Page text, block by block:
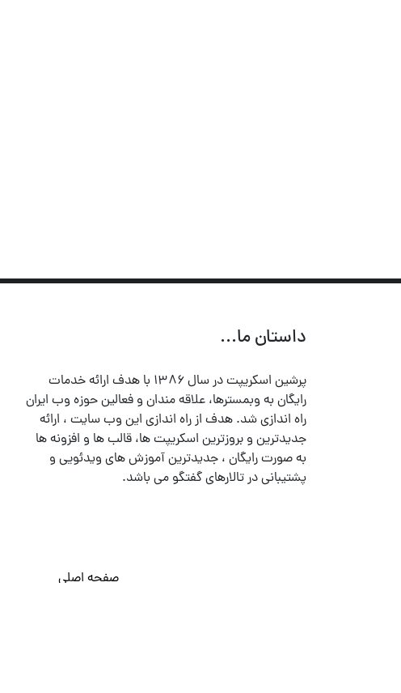
داستان ما...
پرشین اسکریپت در سال ۱۳۸۶ با هدف ارائه خدمات
رایگان به وبمسترها، علاقه مندان و فعالین حوزه وب ایران
راه اندازی شد. هدف از راه اندازی این وب سایت ، ارائه
جدیدترین و بروزترین اسکریپت ها، قالب ها و افزونه ها
به صورت رایگان ، جدیدترین آموزش های ویدئویی و
پشتیبانی در تالارهای گفتگو می باشد.
صفحه اصلی